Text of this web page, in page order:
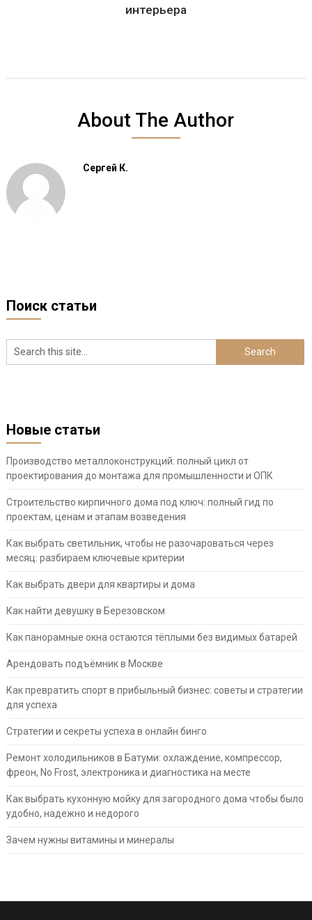
интерьера
About The Author
Сергей К.
Поиск статьи
Новые статьи
Производство металлоконструкций: полный цикл от
проектирования до монтажа для промышленности и ОПК
Строительство кирпичного дома под ключ: полный гид по
проектам, ценам и этапам возведения
Как выбрать светильник, чтобы не разочароваться через
месяц: разбираем ключевые критерии
Как выбрать двери для квартиры и дома
Как найти девушку в Березовском
Как панорамные окна остаются тёплыми без видимых батарей
Арендовать подъёмник в Москве
Как превратить спорт в прибыльный бизнес: советы и стратегии
для успеха
Стратегии и секреты успеха в онлайн бинго
Ремонт холодильников в Батуми: охлаждение, компрессор,
фреон, No Frost, электроника и диагностика на месте
Как выбрать кухонную мойку для загородного дома чтобы было
удобно, надежно и недорого
Зачем нужны витамины и минералы